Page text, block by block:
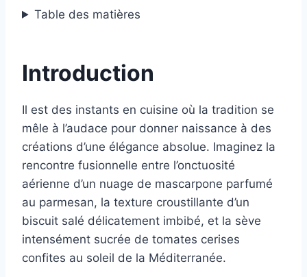
Table des matières
Introduction
Il est des instants en cuisine où la tradition se
mêle à l’audace pour donner naissance à des
créations d’une élégance absolue. Imaginez la
rencontre fusionnelle entre l’onctuosité
aérienne d’un nuage de mascarpone parfumé
au parmesan, la texture croustillante d’un
biscuit salé délicatement imbibé, et la sève
intensément sucrée de tomates cerises
confites au soleil de la Méditerranée.